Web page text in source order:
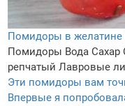
Помидоры в желатине
Помидоры Вода Сахар
репчатый Лавровые
Эти помидоры вам
Впервые я